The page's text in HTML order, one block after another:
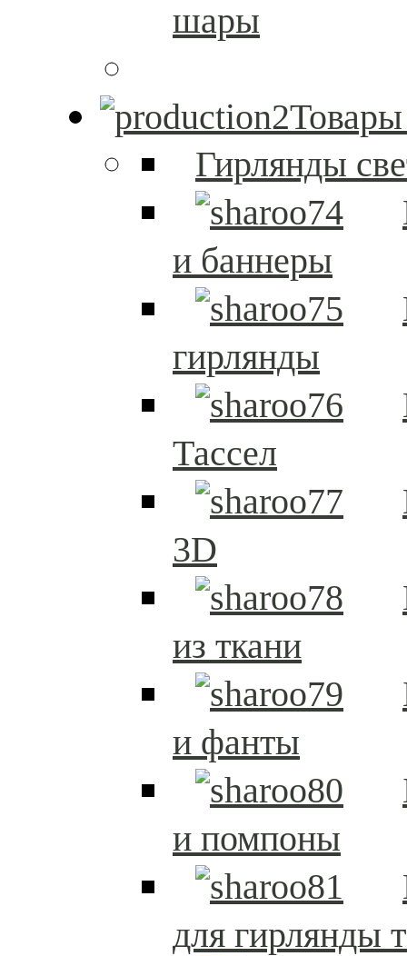
шары
Гирлянды
и баннеры
гирлянды
Тассел
3D
из ткани
и фанты
и помпоны
для гирлянды